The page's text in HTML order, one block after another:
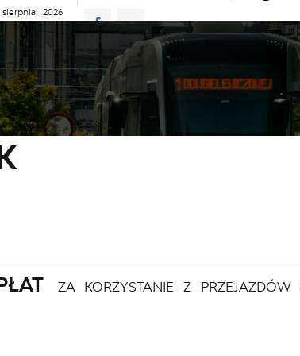
2026
27°C
JAZDY AKTUALNOŚCI KOMUNIKATY
Cennik
ZA KORZYSTANIE Z